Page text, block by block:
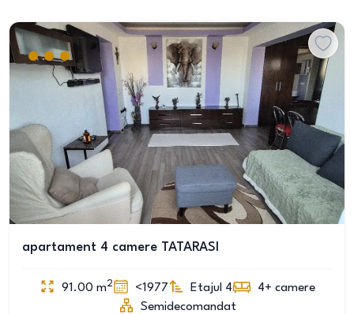
apartament 4 camere TATARASI
91.00 m2 <1977 Etajul 4 4+ camere
Semidecomandat